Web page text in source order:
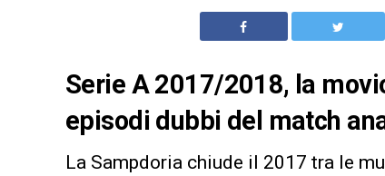
Serie A 2017/2018, la
episodi dubbi del match
La Sampdoria chiude il 2017 tra le